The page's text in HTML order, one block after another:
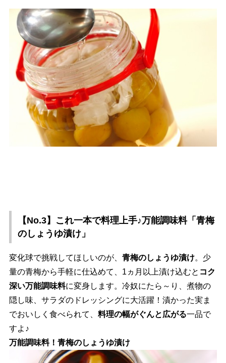
【No.3】これ一本で料理上手♪万能調味料「青梅
のしょうゆ漬け」
変化球で挑戦してほしいのが、 青梅のしょうゆ漬け。少
量の青梅から手軽に仕込めて、1ヵ月以上漬け込むと コク
深い万能調味料に変身します。冷奴にたら～り、煮物の
隠し味、サラダのドレッシングに大活躍！漬かった実ま
でおいしく食べられて、 料理の幅がぐんと広がる一品で
すよ♪
万能調味料！青梅のしょうゆ漬け